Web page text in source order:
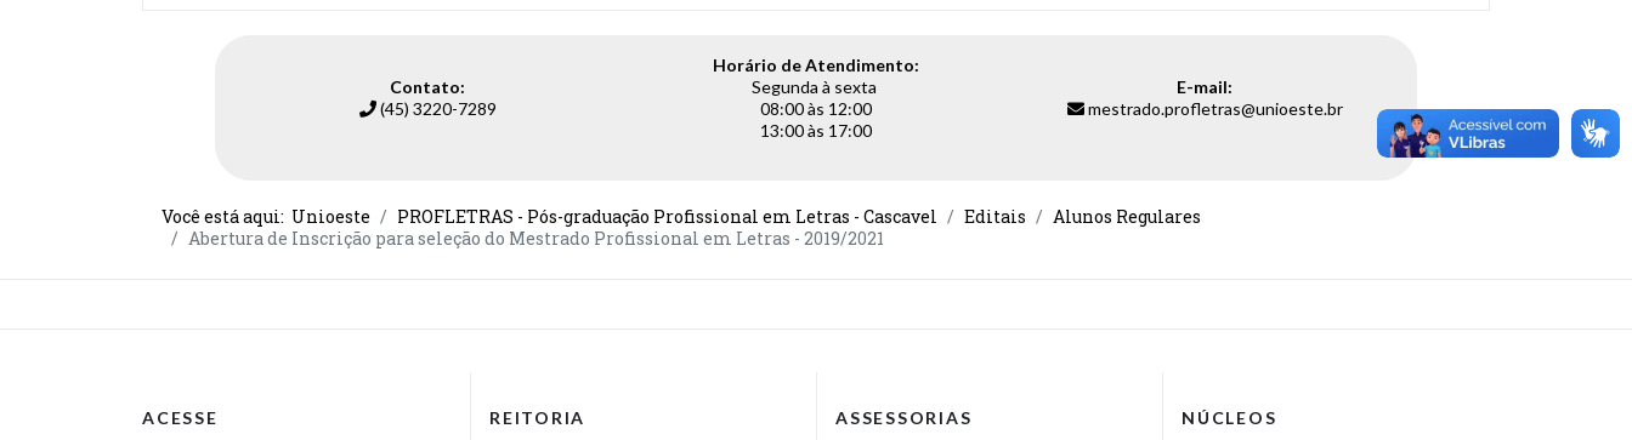
Contato:
(45) 3220-7289
Horário de Atendimento:
Segunda à sexta
08:00 às 12:00
13:00 às 17:00
E-mail:
mestrado.profletras@unioeste.br
Você está aqui: Unioeste PROFLETRAS - Pós-graduação Profissional em Letras - Cascavel Editais
Alunos Regulares
Abertura de Inscrição para seleção do Mestrado Profissional em Letras - 2019/2021
ACESSE REITORIA ASSESSORIAS NÚCLEOS